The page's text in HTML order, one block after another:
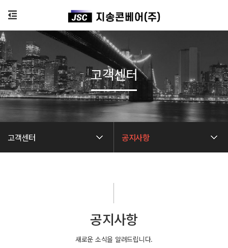
고객센터 공지사항
고객센터
공지사항
새로운 소식을 알려드립니다.